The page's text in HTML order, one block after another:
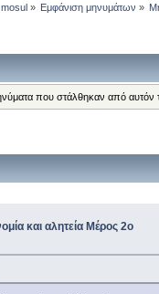
» Εμφάνιση μηνυμάτων »
που στάλθηκαν από
και αλητεία Μέρος 2ο